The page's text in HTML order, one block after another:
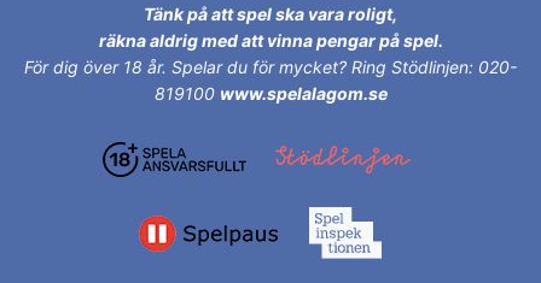
Tänk på att spel ska vara roligt,
räkna aldrig med att vinna pengar på spel.
För dig över 18 år. Spelar du för mycket? Ring Stödlinjen: 020-
819100 www.spelalagom.se